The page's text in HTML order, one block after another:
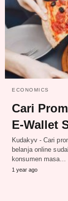
ECONOMICS
Cari
E-Wallet
Kudakyv - Cari
belanja online
konsumen masa…
1 year ago